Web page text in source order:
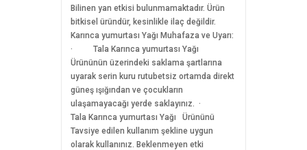
Bilinen yan etkisi bulunmamaktadır. Ürün
bitkisel üründür, kesinlikle ilaç değildir.
Karınca yumurtası Yağı Muhafaza ve Uyarı:
· Tala Karınca yumurtası Yağı
Ürününün üzerindeki saklama şartlarına
uyarak serin kuru rutubetsiz ortamda direkt
güneş ışığından ve çocukların
ulaşamayacağı yerde saklayınız. ·
Tala Karınca yumurtası Yağı Ürününü
Tavsiye edilen kullanım şekline uygun
olarak kullanınız. Beklenmeyen etki